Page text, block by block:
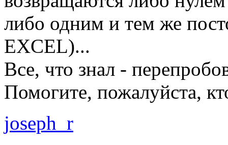
либо одним и тем же
EXCEL)...
Все, что знал -
Помогите, пожалуйста,
joseph_r